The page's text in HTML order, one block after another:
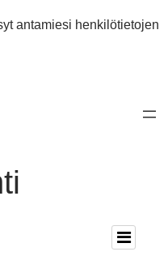
antamiesi henkilötietojen